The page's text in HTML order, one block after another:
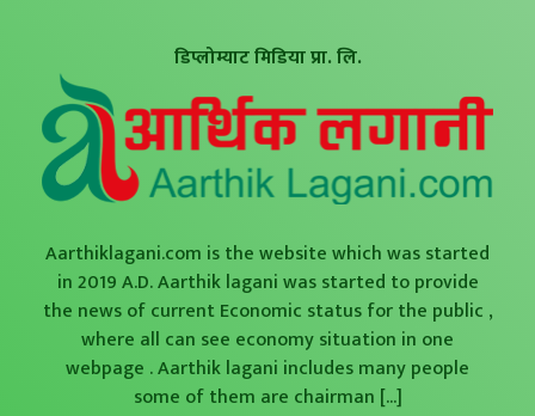
डिप्लोम्याट मिडिया प्रा. लि.
Aarthiklagani.com is the website which was started
in 2019 A.D. Aarthik lagani was started to provide
the news of current Economic status for the public ,
where all can see economy situation in one
webpage . Aarthik lagani includes many people
some of them are chairman [...]